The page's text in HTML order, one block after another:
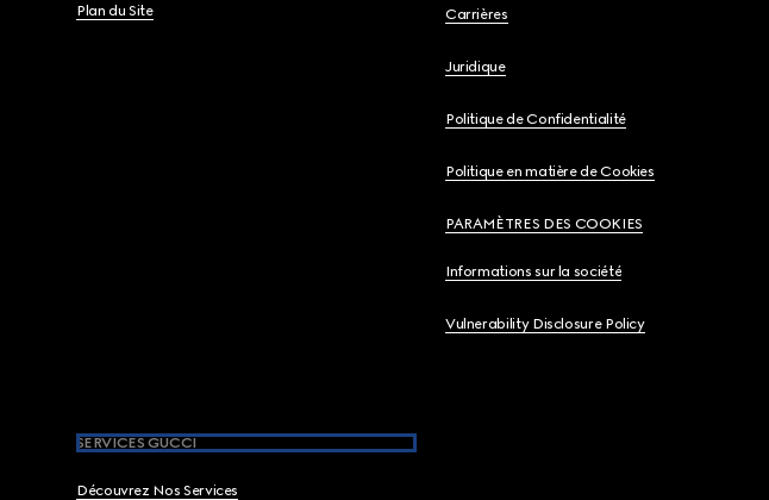
Plan du Site Carrières
Juridique
Politique de Confidentialité
Politique en matière de Cookies
PARAMÈTRES DES COOKIES
Informations sur la société
Vulnerability Disclosure Policy
SERVICES GUCCI
Découvrez Nos Services